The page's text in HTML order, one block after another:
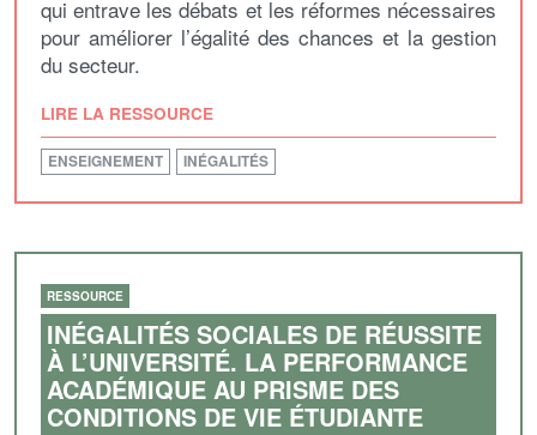
qui entrave les débats et les réformes nécessaires
pour améliorer l’égalité des chances et la gestion
du secteur.
LIRE LA RESSOURCE
ENSEIGNEMENT INÉGALITÉS
RESSOURCE
INÉGALITÉS SOCIALES DE RÉUSSITE
À L’UNIVERSITÉ. LA PERFORMANCE
ACADÉMIQUE AU PRISME DES
CONDITIONS DE VIE ÉTUDIANTE